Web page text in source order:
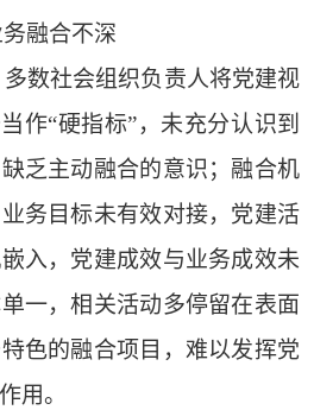
务融合不深
数社会组织负责人将党建视
作“硬指标”，未充分认识到
乏主动融合的意识；融合机
务目标未有效对接，党建活
入，党建成效与业务成效未
一，相关活动多停留在表面
色的融合项目，难以发挥党
用。